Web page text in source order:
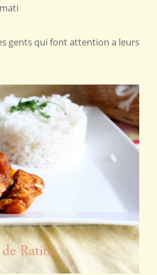
gents qui font attention a leurs